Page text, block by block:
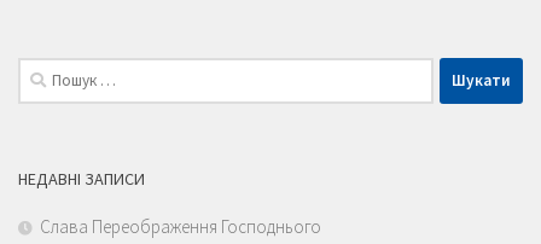
Пошук:
НЕДАВНІ ЗАПИСИ
Слава Переображення Господнього